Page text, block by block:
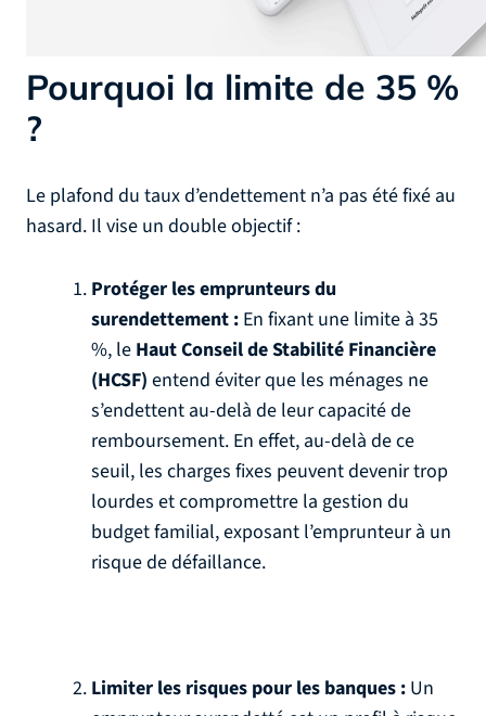
Pourquoi la limite de 35 %
?
Le plafond du taux d’endettement n’a pas été fixé au
hasard. Il vise un double objectif :
Protéger les emprunteurs du
surendettement : En fixant une limite à 35
%, le Haut Conseil de Stabilité Financière
(HCSF) entend éviter que les ménages ne
s’endettent au-delà de leur capacité de
remboursement. En effet, au-delà de ce
seuil, les charges fixes peuvent devenir trop
lourdes et compromettre la gestion du
budget familial, exposant l’emprunteur à un
risque de défaillance.
Limiter les risques pour les banques : Un